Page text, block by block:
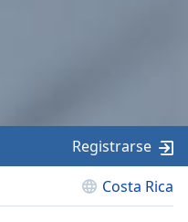
Costa Rica
Registrarse